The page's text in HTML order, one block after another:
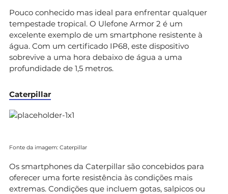
Pouco conhecido mas ideal para enfrentar qualquer
tempestade tropical. O Ulefone Armor 2 é um
excelente exemplo de um smartphone resistente à
água. Com um certificado IP68, este dispositivo
sobrevive a uma hora debaixo de água a uma
profundidade de 1,5 metros.
Caterpillar
Fonte da imagem: Caterpillar
Os smartphones da Caterpillar são concebidos para
oferecer uma forte resistência às condições mais
extremas. Condições que incluem gotas, salpicos ou